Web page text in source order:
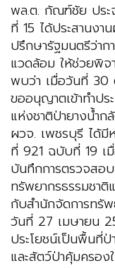
พล.ต. กัณฑ์ชัย ปร
ที่ 15 ได้ประสานง
ปรึกษารัฐมนตรีว่าก
แวดล้อม ให้ช่วยพิจ
พบว่า เมื่อวันที่ 30
ขออนุญาตเข้าทำปร
แห่งชาติป่ายางน้ำก
ผวจ. เพชรบุรี ได้มี
ที่ 921 ฉบับที่ 19 เ
บันทึกการตรวจสอ
ทรัพยากรธรรมชา
กับสำนักจัดการทรั
วันที่ 27 เมษายน
ประโยชน์เป็นพื้นที่
และสัตว์ป่าคุ้มครอ